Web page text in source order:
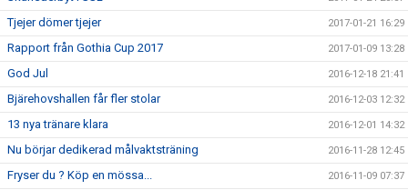
Tjejer dömer tjejer 2017-01-21 16:29
Rapport från Gothia Cup 2017 2017-01-09 13:28
God Jul 2016-12-18 21:41
Bjärehovshallen får fler stolar 2016-12-03 12:32
13 nya tränare klara 2016-12-01 14:32
Nu börjar dedikerad målvaktsträning 2016-11-28 12:45
Fryser du ? Köp en mössa... 2016-11-09 07:37